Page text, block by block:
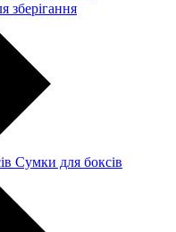
зберігання
Сумки для боксів